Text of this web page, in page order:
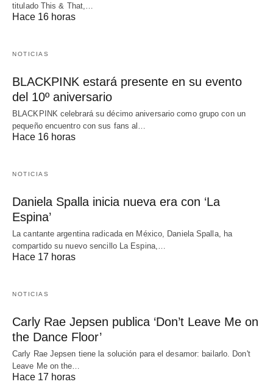
titulado This & That,…
Hace 16 horas
NOTICIAS
BLACKPINK estará presente en su evento
del 10º aniversario
BLACKPINK celebrará su décimo aniversario como grupo con un
pequeño encuentro con sus fans al…
Hace 16 horas
NOTICIAS
Daniela Spalla inicia nueva era con ‘La
Espina’
La cantante argentina radicada en México, Daniela Spalla, ha
compartido su nuevo sencillo La Espina,…
Hace 17 horas
NOTICIAS
Carly Rae Jepsen publica ‘Don’t Leave Me on
the Dance Floor’
Carly Rae Jepsen tiene la solución para el desamor: bailarlo. Don't
Leave Me on the…
Hace 17 horas